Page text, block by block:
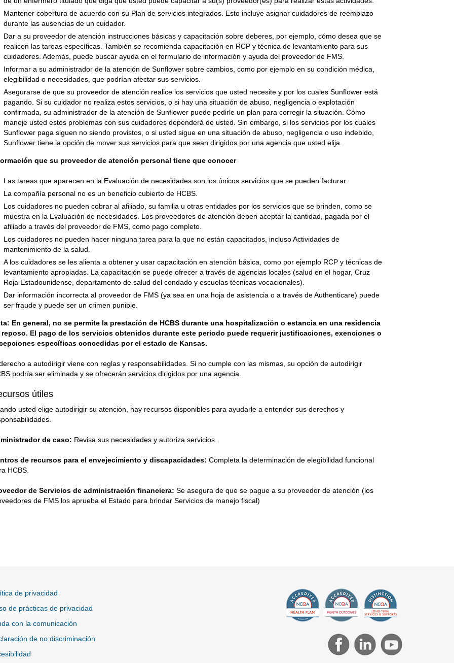
Mantener cobertura de acuerdo con su Plan de servicios integrados. Esto incluye asignar cuidadores de reemplazo
durante las ausencias de un cuidador.
Dar a su proveedor de atención instrucciones básicas y capacitación sobre deberes, por ejemplo, cómo desea que se
realicen las tareas específicas. También se recomienda capacitación en RCP y técnica de levantamiento para sus
cuidadores. Además, puede buscar ayuda en el formulario de información y ayuda del proveedor de FMS.
Informar a su administrador de la atención de Sunflower sobre cambios, como por ejemplo en su condición médica,
elegibilidad o necesidades, que podrían afectar sus servicios.
Asegurarse de que su proveedor de atención realice los servicios que usted necesite y por los cuales Sunflower está
pagando. Si su cuidador no realiza estos servicios, o si hay una situación de abuso, negligencia o explotación
confirmada, su administrador de la atención de Sunflower puede pedirle un plan para corregir la situación. Cómo
maneje usted estos problemas con sus cuidadores dependerá de usted. Sin embargo, si los servicios por los cuales
Sunflower paga siguen no siendo provistos, o si usted sigue en una situación de abuso, negligencia o uso indebido,
Sunflower tiene la opción de mover sus servicios para que sean dirigidos por una agencia que usted elija.
que su proveedor de atención personal tiene que conocer
Las tareas que aparecen en la Evaluación de necesidades son los únicos servicios que se pueden facturar.
La compañía personal no es un beneficio cubierto de HCBS.
Los cuidadores no pueden cobrar al afiliado, su familia u otras entidades por los servicios que se brinden, como se
muestra en la Evaluación de necesidades. Los proveedores de atención deben aceptar la cantidad, pagada por el
afiliado a través del proveedor de FMS, como pago completo.
Los cuidadores no pueden hacer ninguna tarea para la que no están capacitados, incluso Actividades de
mantenimiento de la salud.
A los cuidadores se les alienta a obtener y usar capacitación en atención básica, como por ejemplo RCP y técnicas de
levantamiento apropiadas. La capacitación se puede ofrecer a través de agencias locales (salud en el hogar, Cruz
Roja Estadounidense, departamento de salud del condado y escuelas técnicas vocacionales).
Dar información incorrecta al proveedor de FMS (ya sea en una hoja de asistencia o a través de Authenticare) puede
ser fraude y puede ser un crimen punible.
En general, no se permite la prestación de HCBS durante una hospitalización o estancia en una residencia
reposo. El pago de los servicios obtenidos durante este periodo puede requerir justificaciones, exenciones o
específicas concedidas por el estado de Kansas.
a autodirigir viene con reglas y responsabilidades. Si no cumple con las mismas, su opción de autodirigir
podría ser eliminada y se ofrecerán servicios dirigidos por una agencia.
útiles
usted elige autodirigir su atención, hay recursos disponibles para ayudarle a entender sus derechos y
de caso: Revisa sus necesidades y autoriza servicios.
de recursos para el envejecimiento y discapacidades: Completa la determinación de elegibilidad funcional
HCBS.
de Servicios de administración financiera: Se asegura de que se pague a su proveedor de atención (los
de FMS los aprueba el Estado para brindar Servicios de manejo fiscal)
de privacidad
de prácticas de privacidad
con la comunicación
de no discriminación